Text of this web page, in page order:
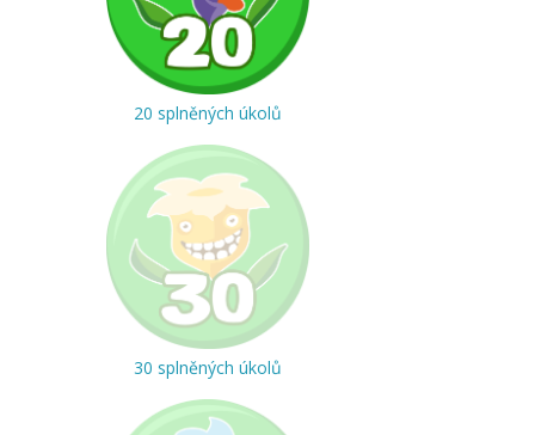
20 splněných úkolů
30 splněných úkolů